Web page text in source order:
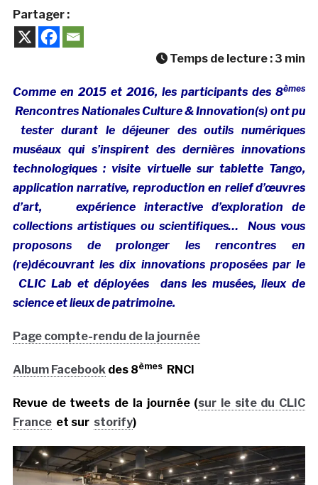
Partager :
Temps de lecture : 3 min
Comme en 2015 et 2016, les participants des 8èmes
Rencontres Nationales Culture & Innovation(s) ont pu
tester durant le déjeuner des outils numériques
muséaux qui s’inspirent des dernières innovations
technologiques : visite virtuelle sur tablette Tango,
application narrative, reproduction en relief d’œuvres
d’art, expérience interactive d’exploration de
collections artistiques ou scientifiques… Nous vous
proposons de prolonger les rencontres en
(re)découvrant les dix innovations proposées par le
CLIC Lab et déployées dans les musées, lieux de
science et lieux de patrimoine.
Page compte-rendu de la journée
Album Facebook des 8èmesRNCI
Revue de tweets de la journée (sur le site du CLIC
France et sur storify)